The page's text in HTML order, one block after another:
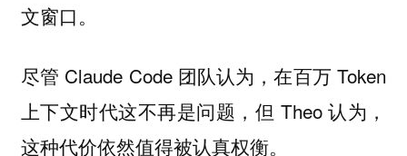
文窗口。
尽管 Claude Code 团队认为，在百万 Token
上下文时代这不再是问题，但 Theo 认为，
这种代价依然值得被认真权衡。